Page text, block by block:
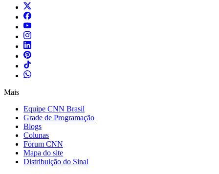
Mais
Equipe CNN Brasil
Grade de Programação
Blogs
Colunas
Fórum CNN
Mapa do site
Distribuição do Sinal